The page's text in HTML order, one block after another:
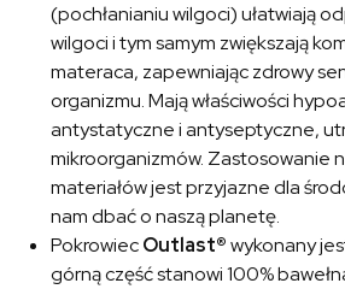
(pochłanianiu wilgoci) ułatwiają
wilgoci i tym samym zwiększają
materaca, zapewniając zdrowy
organizmu. Mają właściwości
antystatyczne i antyseptyczne,
mikroorganizmów. Zastosowanie
materiałów jest przyjazne dla
nam dbać o naszą planetę.
PokrowiecOutlast®wykonany
górną część stanowi 100%